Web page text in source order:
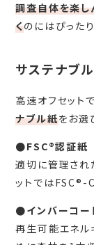
調査自体を楽し
くのにはぴった
サステナブ
高速オフセット
ナブル紙をお選
●FSC®認証紙
適切に管理され
ットではFSC®-
●インバーコー
再生可能エネル